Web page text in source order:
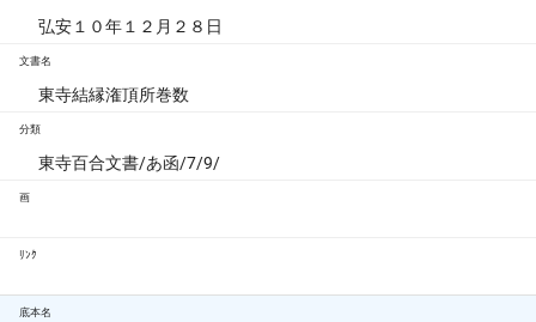
弘安１０年１２月２８日
文書名
東寺結縁潅頂所巻数
分類
東寺百合文書/あ函/7/9/
画
ﾘﾝｸ
底本名